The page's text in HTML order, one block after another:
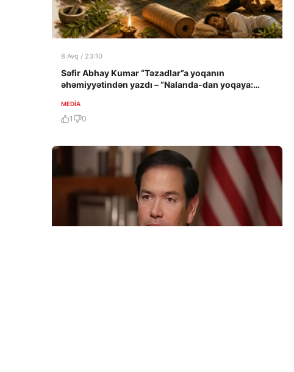
8 Avq / 23:10
Səfir Abhay Kumar “Təzadlar”a yoqanın
əhəmiyyətindən yazdı – “Nalanda-dan yoqaya:
MEDİA
1 0